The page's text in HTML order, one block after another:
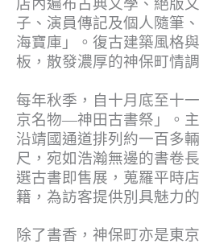
店內遍布古典文學、絕版
子、演員傳記及個人隨筆
海寶庫」。復古建築風格
板，散發濃厚的神保町情調
每年秋季，自十月底至十
京名物—神田古書祭」。
沿靖國通道排列約一百多
尺，宛如浩瀚無邊的書卷
選古書即售展，蒐羅平時
籍，為訪客提供別具魅力
除了書香，神保町亦是東